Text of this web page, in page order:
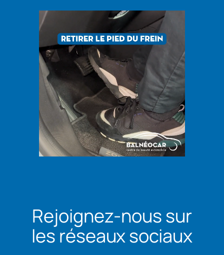
Rejoignez-nous sur
les réseaux sociaux